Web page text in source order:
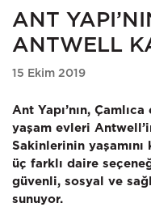
ANT
ANTWELL
15 Ekim 2019
Ant Yapı’nın,
yaşam evleri
Sakinlerinin
üç farklı daire
güvenli, sosyal ve
sunuyor.